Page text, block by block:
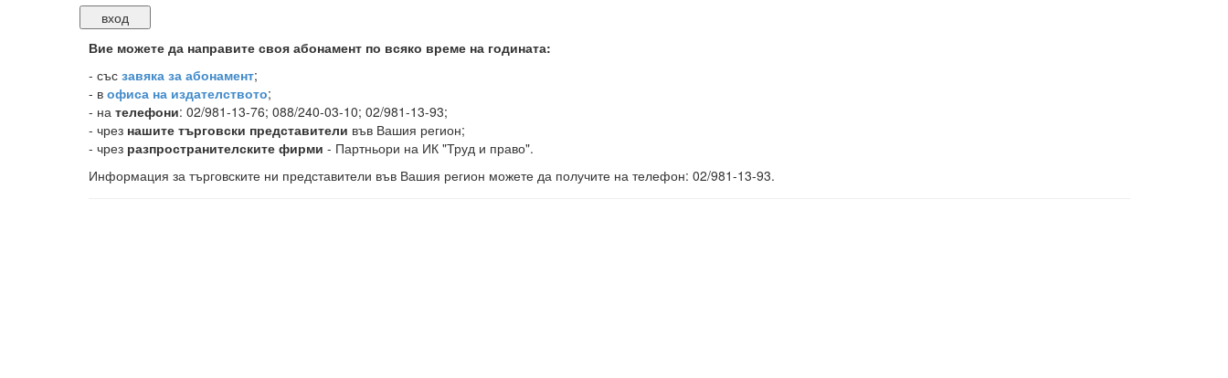
Вие можете да направите своя абонамент по всяко време на годината:
- със завяка за абонамент;
- в офиса на издателството;
- на телефони: 02/981-13-76; 088/240-03-10; 02/981-13-93;
- чрез нашите търговски представители във Вашия регион;
- чрез разпространителските фирми - Партньори на ИК "Труд и право".
Информация за търговските ни представители във Вашия регион можете да получите на телефон: 02/981-13-93.